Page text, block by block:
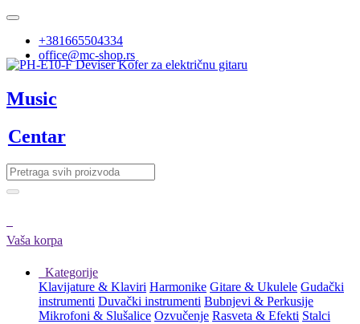
+381665504334
office@mc-shop.rs
Music
Centar
Vaša korpa
Kategorije
Klavijature & Klaviri Harmonike Gitare & Ukulele Gudački
instrumenti Duvački instrumenti Bubnjevi & Perkusije
Mikrofoni & Slušalice Ozvučenje Rasveta & Efekti Stalci